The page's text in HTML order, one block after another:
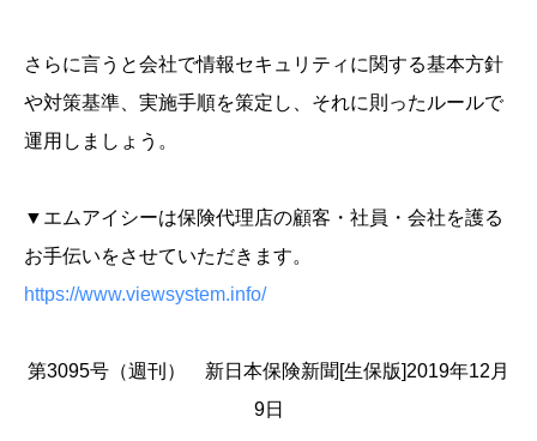
さらに言うと会社で情報セキュリティに関する基本方針
や対策基準、実施手順を策定し、それに則ったルールで
運用しましょう。
▼エムアイシーは保険代理店の顧客・社員・会社を護る
お手伝いをさせていただきます。
https://www.viewsystem.info/
第3095号（週刊） 新日本保険新聞[生保版]2019年12月
9日